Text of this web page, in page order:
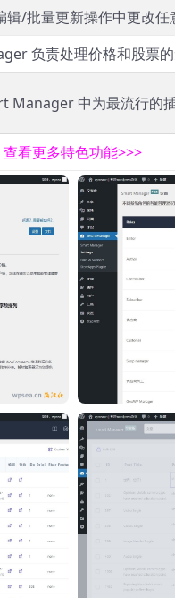
辑/批量更新操作中更改
负责处理价格和股票
Manager 中为最流行的
查看更多特色功能>>>